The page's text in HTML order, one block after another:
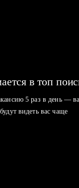
в топ
5 раз в день —
видеть вас чаще